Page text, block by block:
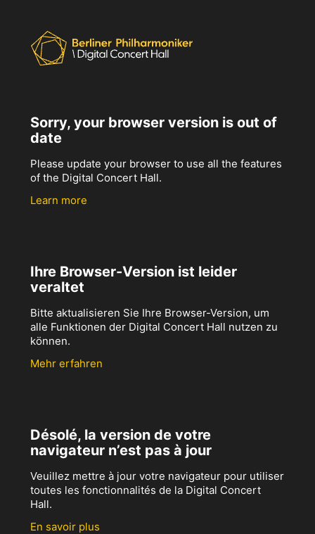
Sorry, your browser version is out of
date
Please update your browser to use all the features
of the Digital Concert Hall.
Learn more
Ihre Browser-Version ist leider
veraltet
Bitte aktualisieren Sie Ihre Browser-Version, um
alle Funktionen der Digital Concert Hall nutzen zu
können.
Mehr erfahren
Désolé, la version de votre
navigateur n’est pas à jour
Veuillez mettre à jour votre navigateur pour utiliser
toutes les fonctionnalités de la Digital Concert
Hall.
En savoir plus